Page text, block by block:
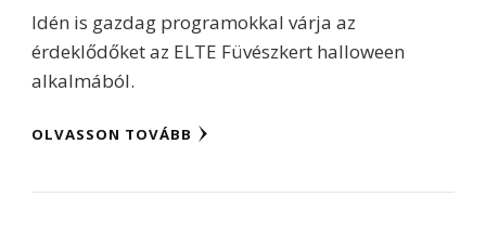
Idén is gazdag programokkal várja az
érdeklődőket az ELTE Füvészkert halloween
alkalmából.
OLVASSON TOVÁBB